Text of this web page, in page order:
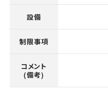
設備
制限事項
コメント
(備考)